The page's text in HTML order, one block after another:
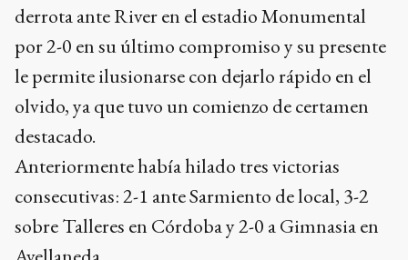
derrota ante River en el estadio Monumental
por 2-0 en su último compromiso y su presente
le permite ilusionarse con dejarlo rápido en el
olvido, ya que tuvo un comienzo de certamen
destacado.
Anteriormente había hilado tres victorias
consecutivas: 2-1 ante Sarmiento de local, 3-2
sobre Talleres en Córdoba y 2-0 a Gimnasia en